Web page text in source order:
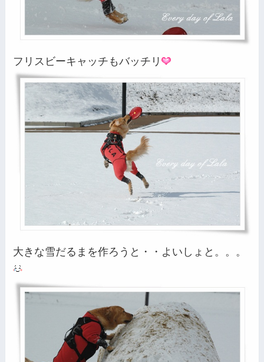
フリスビーキャッチもバッチリ
大きな雪だるまを作ろうと・・よいしょと。。。